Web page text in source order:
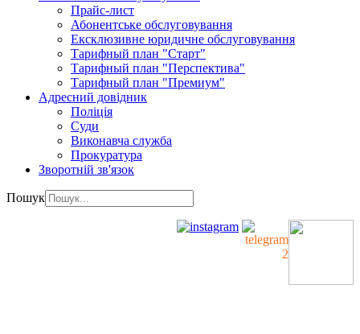
Прайс-лист
Абонентське обслуговування
Ексклюзивне юридичне обслуговування
Тарифный план "Старт"
Тарифный план "Перспектива"
Тарифный план "Премиум"
Адресний довідник
Поліція
Суди
Виконавча служба
Прокуратура
Зворотній зв'язок
Пошук